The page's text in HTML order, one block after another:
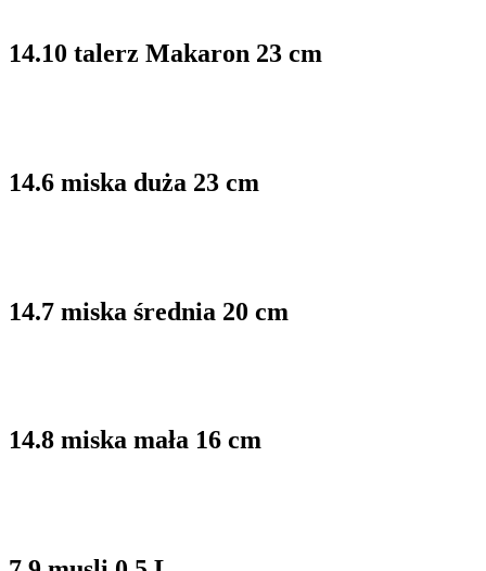
14.10 talerz Makaron 23 cm
14.6 miska duża 23 cm
14.7 miska średnia 20 cm
14.8 miska mała 16 cm